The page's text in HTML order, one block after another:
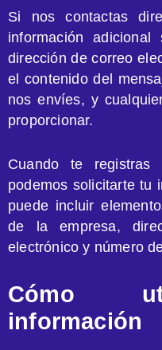
Si nos contactas
información
dirección de correo
el contenido del
nos envíes, y
proporcionar.
Cuando te registras
podemos solicitarte tu
puede incluir
de la empresa,
electrónico y número
Cómo
información